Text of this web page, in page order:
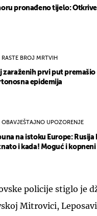
pronađeno tijelo:
RASTE BROJ MRTVIH
zaraženih prvi put
epidemija
OBAVJEŠTAJNO UPOZORENJE
na istoku Europe: Rusija
i kada! Moguć i kopneni
policije stiglo je
Mitrovici,